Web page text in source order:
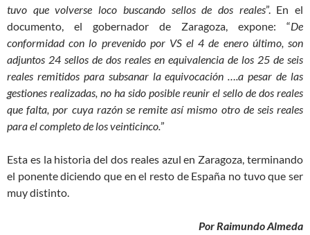
tuvo que volverse loco buscando sellos de dos reales”. En el
documento, el gobernador de Zaragoza, expone: “De
conformidad con lo prevenido por VS el 4 de enero último, son
adjuntos 24 sellos de dos reales en equivalencia de los 25 de seis
reales remitidos para subsanar la equivocación ….a pesar de las
gestiones realizadas, no ha sido posible reunir el sello de dos reales
que falta, por cuya razón se remite así mismo otro de seis reales
para el completo de los veinticinco.”
Esta es la historia del dos reales azul en Zaragoza, terminando
el ponente diciendo que en el resto de España no tuvo que ser
muy distinto.
Por Raimundo Almeda